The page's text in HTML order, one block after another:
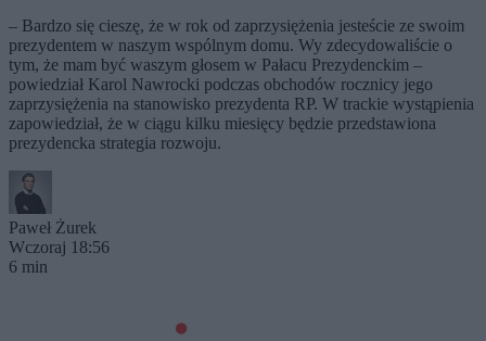
– Bardzo się cieszę, że w rok od zaprzysiężenia jesteście ze swoim
prezydentem w naszym wspólnym domu. Wy zdecydowaliście o
tym, że mam być waszym głosem w Pałacu Prezydenckim –
powiedział Karol Nawrocki podczas obchodów rocznicy jego
zaprzysiężenia na stanowisko prezydenta RP. W trackie wystąpienia
zapowiedział, że w ciągu kilku miesięcy będzie przedstawiona
prezydencka strategia rozwoju.
Paweł Żurek
Wczoraj 18:56
6 min